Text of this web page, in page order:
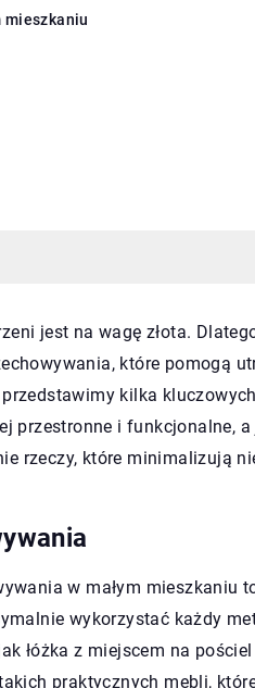
mieszkaniu
jest na wagę złota.
które pomogą
kilka
przestronne i funkcjonalne,
rzeczy, które minimalizują
w małym mieszkaniu
wykorzystać każdy
łóżka z miejscem na
praktycznych mebli,